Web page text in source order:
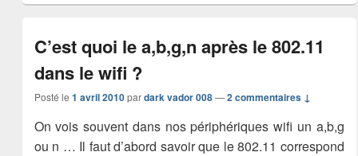
C’est quoi le a,b,g,n après le 802.11
dans le wifi ?
Posté le 1 avril 2010 pardark vador 008 —2 commentaires ↓
On vois souvent dans nos périphériques wifi un a,b,g
ou n … Il faut d’abord savoir que le 802.11 correspond